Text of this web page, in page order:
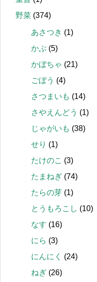
野菜 (374)
あさつき (1)
かぶ (5)
かぼちゃ (21)
ごぼう (4)
さつまいも (14)
さやえんどう (1)
じゃがいも (38)
せり (1)
たけのこ (3)
たまねぎ (74)
たらの芽 (1)
とうもろこし (10)
なす (16)
にら (3)
にんにく
(24)
ねぎ (26)